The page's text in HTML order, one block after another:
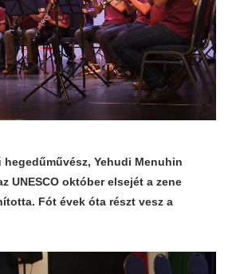
hegedűművész, Yehudi Menuhin
UNESCO október elsejét a zene
Fót évek óta részt vesz a